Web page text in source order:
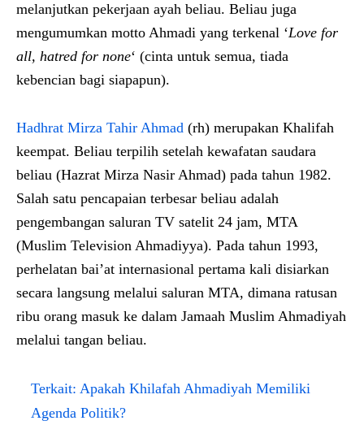
melanjutkan pekerjaan ayah beliau. Beliau juga
mengumumkan motto Ahmadi yang terkenal ‘Love for
all, hatred for none‘ (cinta untuk semua, tiada
kebencian bagi siapapun).
Hadhrat Mirza Tahir Ahmad (rh) merupakan Khalifah
keempat. Beliau terpilih setelah kewafatan saudara
beliau (Hazrat Mirza Nasir Ahmad) pada tahun 1982.
Salah satu pencapaian terbesar beliau adalah
pengembangan saluran TV satelit 24 jam, MTA
(Muslim Television Ahmadiyya). Pada tahun 1993,
perhelatan bai’at internasional pertama kali disiarkan
secara langsung melalui saluran MTA, dimana ratusan
ribu orang masuk ke dalam Jamaah Muslim Ahmadiyah
melalui tangan beliau.
Terkait: Apakah Khilafah Ahmadiyah Memiliki
Agenda Politik?